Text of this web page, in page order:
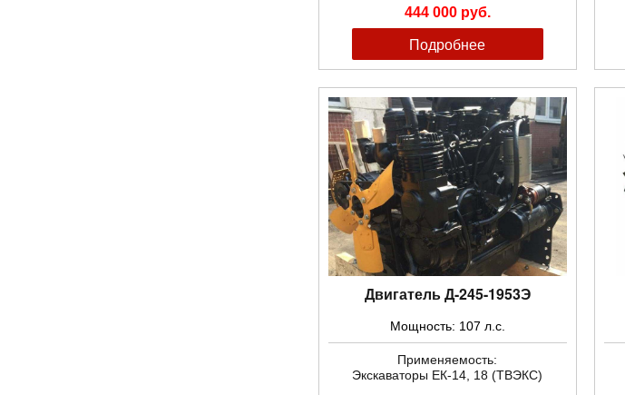
444 000 руб.
Подробнее
Двигатель Д-245-1953Э
Мощность: 107 л.с.
Применяемость:
Экскаваторы ЕК-14, 18 (ТВЭКС)